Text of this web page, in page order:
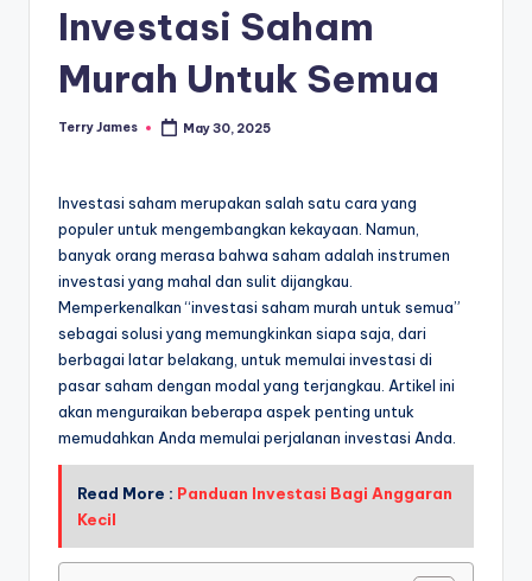
Investasi Saham
Murah Untuk Semua
Posted
Terry James May 30, 2025
Investasi saham merupakan salah satu cara yang
populer untuk mengembangkan kekayaan. Namun,
banyak orang merasa bahwa saham adalah instrumen
investasi yang mahal dan sulit dijangkau.
Memperkenalkan “investasi saham murah untuk semua”
sebagai solusi yang memungkinkan siapa saja, dari
berbagai latar belakang, untuk memulai investasi di
pasar saham dengan modal yang terjangkau. Artikel ini
akan menguraikan beberapa aspek penting untuk
memudahkan Anda memulai perjalanan investasi Anda.
Read More : Panduan Investasi Bagi Anggaran
Kecil